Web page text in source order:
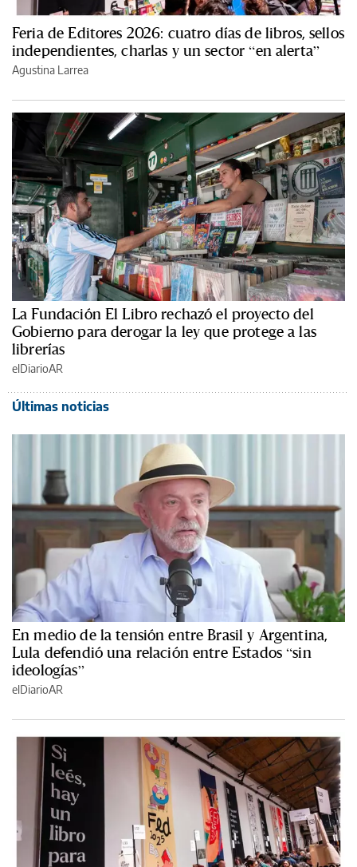
Feria de Editores 2026: cuatro días de libros, sellos
independientes, charlas y un sector “en alerta”
Agustina Larrea
La Fundación El Libro rechazó el proyecto del
Gobierno para derogar la ley que protege a las
librerías
elDiarioAR
Últimas noticias
En medio de la tensión entre Brasil y Argentina,
Lula defendió una relación entre Estados “sin
ideologías”
elDiarioAR